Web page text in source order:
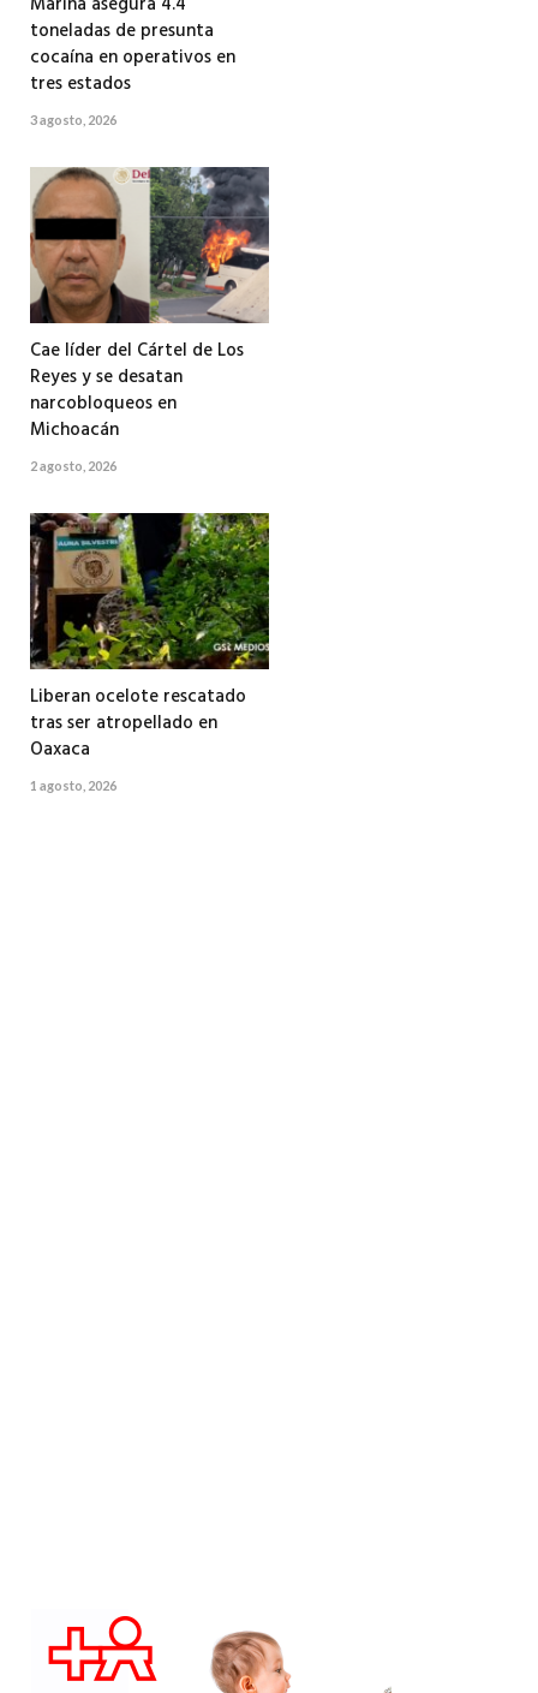
toneladas de presunta
cocaína en operativos en
tres estados
3 agosto, 2026
Cae líder del Cártel de Los
Reyes y se desatan
narcobloqueos en
Michoacán
2 agosto, 2026
Liberan ocelote rescatado
tras ser atropellado en
Oaxaca
1 agosto, 2026